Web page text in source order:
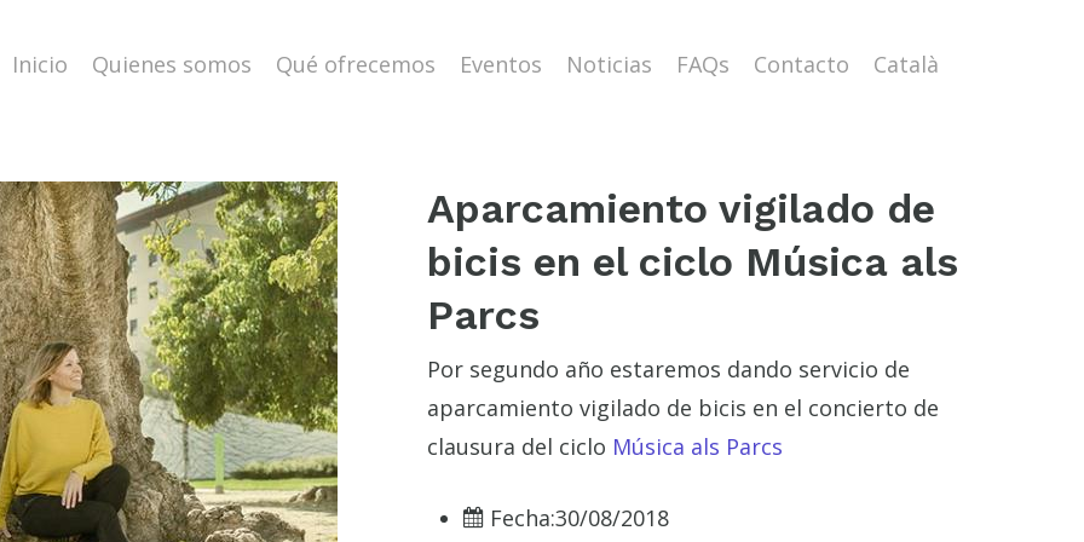
Inicio Quienes somos Qué ofrecemos Eventos Noticias FAQs Contacto Català
Aparcamiento vigilado de
bicis en el ciclo Música als
Parcs
Por segundo año estaremos dando servicio de
aparcamiento vigilado de bicis en el concierto de
clausura del ciclo Música als Parcs
Fecha:30/08/2018